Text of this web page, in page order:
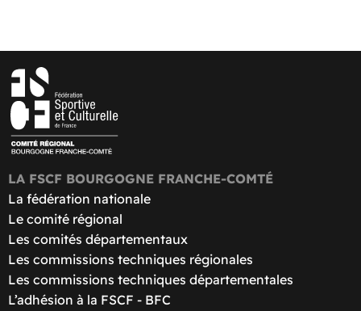
LA FSCF BOURGOGNE FRANCHE-COMTÉ
La fédération nationale
Le comité régional
Les comités départementaux
Les commissions techniques régionales
Les commissions techniques départementales
L’adhésion à la FSCF - BFC